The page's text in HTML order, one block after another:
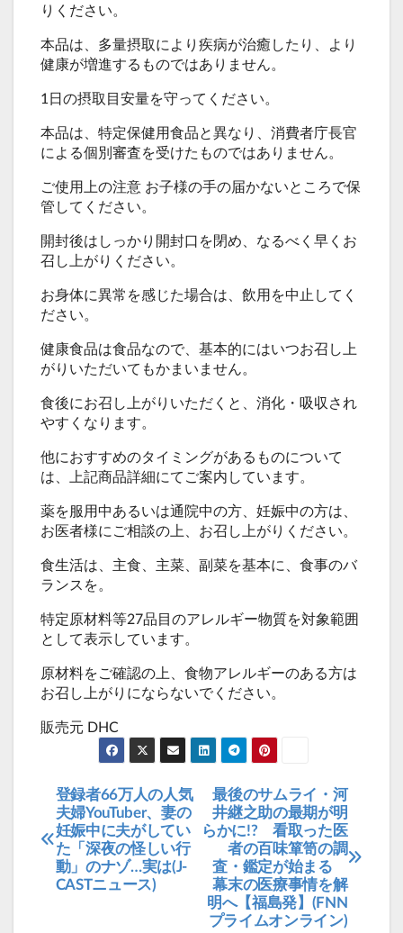
りください。
本品は、多量摂取により疾病が治癒したり、より
健康が増進するものではありません。
1日の摂取目安量を守ってください。
本品は、特定保健用食品と異なり、消費者庁長官
による個別審査を受けたものではありません。
ご使用上の注意 お子様の手の届かないところで保
管してください。
開封後はしっかり開封口を閉め、なるべく早くお
召し上がりください。
お身体に異常を感じた場合は、飲用を中止してく
ださい。
健康食品は食品なので、基本的にはいつお召し上
がりいただいてもかまいません。
食後にお召し上がりいただくと、消化・吸収され
やすくなります。
他におすすめのタイミングがあるものについて
は、上記商品詳細にてご案内しています。
薬を服用中あるいは通院中の方、妊娠中の方は、
お医者様にご相談の上、お召し上がりください。
食生活は、主食、主菜、副菜を基本に、食事のバ
ランスを。
特定原材料等27品目のアレルギー物質を対象範囲
として表示しています。
原材料をご確認の上、食物アレルギーのある方は
お召し上がりにならないでください。
販売元 DHC
投
稿
ナ
ビ
最後のサムライ・河
井継之助の最期が明
らかに!? 看取った医
者の百味箪笥の調
査・鑑定が始まる
幕末の医療事情を解
明へ【福島発】(FNN
プライムオンライン)
登録者66万人の人気
夫婦YouTuber、妻の
妊娠中に夫がしてい
た「深夜の怪しい行
動」のナゾ…実は(J-
CASTニュース)